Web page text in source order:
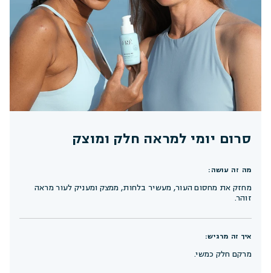
סרום יומי למראה חלק ומוצק
מה זה עושה:
מחזק את מחסום העור, מעשיר בלחות, ממצק ומעניק לעור מראה
זוהר.
איך זה מרגיש:
מרקם חלק כמשי.